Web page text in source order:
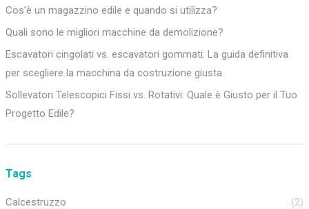
Cos’è un magazzino edile e quando si utilizza?
Quali sono le migliori macchine da demolizione?
Escavatori cingolati vs. escavatori gommati: La guida definitiva
per scegliere la macchina da costruzione giusta
Sollevatori Telescopici Fissi vs. Rotativi: Quale è Giusto per il Tuo
Progetto Edile?
Tags
Calcestruzzo
(2)